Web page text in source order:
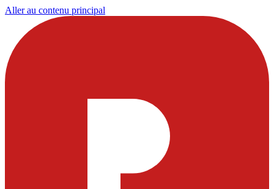
Aller au contenu principal